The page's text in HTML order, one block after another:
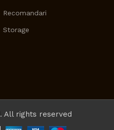
Recomandari
Storage
. All rights reserved